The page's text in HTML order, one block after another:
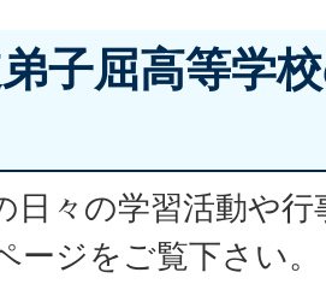
子屈高等学
日々の学習活動や
ージをご覧下さい。